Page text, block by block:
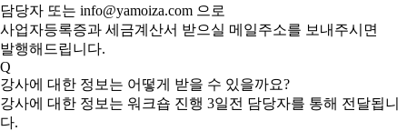
담당자 또는 info@yamoiza.com 으로
사업자등록증과 세금계산서 받으실 메일주소를 보내주시면
발행해드립니다.
Q
강사에 대한 정보는 어떻게 받을 수 있을까요?
강사에 대한 정보는 워크숍 진행 3일전 담당자를 통해 전달됩니
다.